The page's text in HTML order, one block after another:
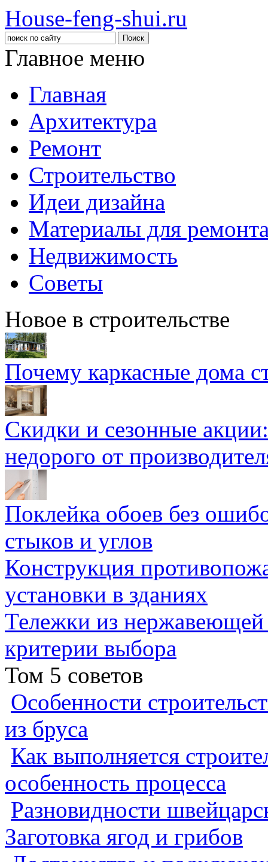
House-feng-shui.ru
Главное меню
Главная
Архитектура
Ремонт
Строительство
Идеи дизайна
Материалы для
Недвижимость
Советы
Новое в строительстве
Почему каркасные дома
Скидки и сезонные
недорого от
Поклейка обоев без
стыков и углов
Конструкция
установки в зданиях
Тележки из
критерии выбора
Том 5 советов
Особенности
из бруса
Как выполняется
особенность процесса
Разновидности
Заготовка ягод и грибов